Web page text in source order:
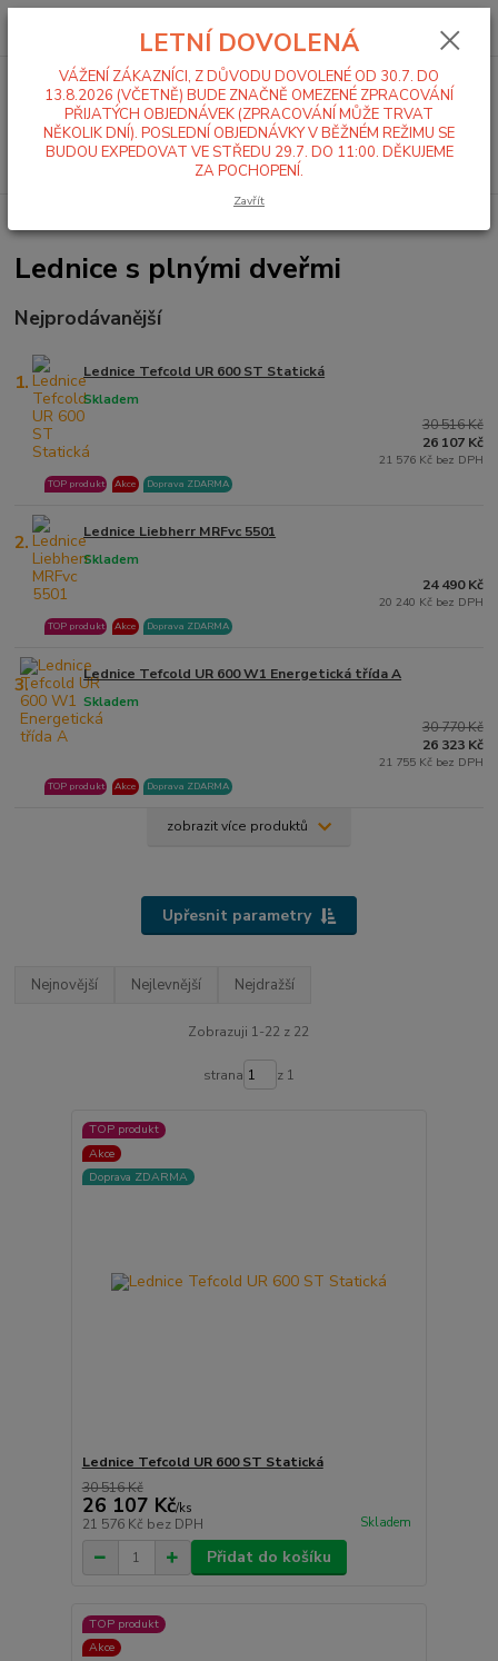
Menu
Hledat
0,00 Kč
Lednice s plnými dveřmi
Nejprodávanější
1. Lednice Tefcold UR 600 ST Statická
Skladem
TOP produkt Akce Doprava ZDARMA
30 516 Kč
26 107 Kč
21 576 Kč bez DPH
2. Lednice Liebherr MRFvc 5501
Skladem
TOP produkt Akce Doprava ZDARMA
24 490 Kč
20 240 Kč bez DPH
3. Lednice Tefcold UR 600 W1 Energetická třída A
Skladem
TOP produkt Akce Doprava ZDARMA
30 770 Kč
26 323 Kč
21 755 Kč bez DPH
zobrazit více produktů
Upřesnit parametry
Nejnovější Nejlevnější Nejdražší
Zobrazuji 1-22 z 22
strana z 1
TOP produkt
Akce
Doprava ZDARMA
Lednice Tefcold UR 600 ST Statická
30 516 Kč
26 107 Kč/ks
21 576 Kč bez DPH Skladem
Přidat do košíku
TOP produkt
Akce
LETNÍ DOVOLENÁ
VÁŽENÍ ZÁKAZNÍCI, Z DŮVODU DOVOLENÉ OD 30.7. DO
13.8.2026 (VČETNĚ) BUDE ZNAČNĚ OMEZENÉ ZPRACOVÁNÍ
PŘIJATÝCH OBJEDNÁVEK (ZPRACOVÁNÍ MŮŽE TRVAT
NĚKOLIK DNÍ). POSLEDNÍ OBJEDNÁVKY V BĚŽNÉM REŽIMU SE
BUDOU EXPEDOVAT VE STŘEDU 29.7. DO 11:00. DĚKUJEME
ZA POCHOPENÍ.
Zavřít